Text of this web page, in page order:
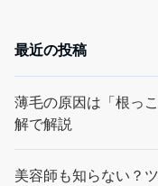
最近の投稿
薄毛の原因は「根っ
解で解説
美容師も知らない？